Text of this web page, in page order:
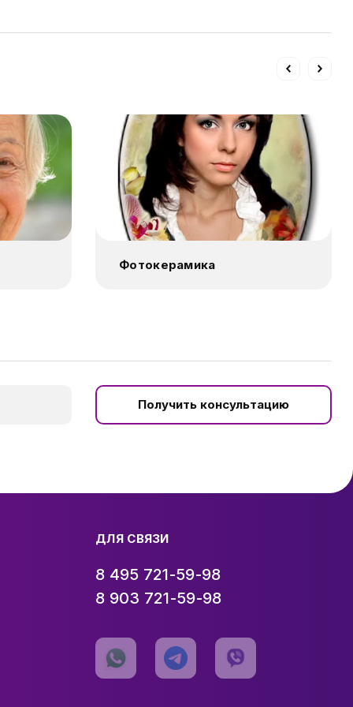
Фотокерамика
Получить консультацию
ДЛЯ СВЯЗИ
8 495 721-59-98
8 903 721-59-98